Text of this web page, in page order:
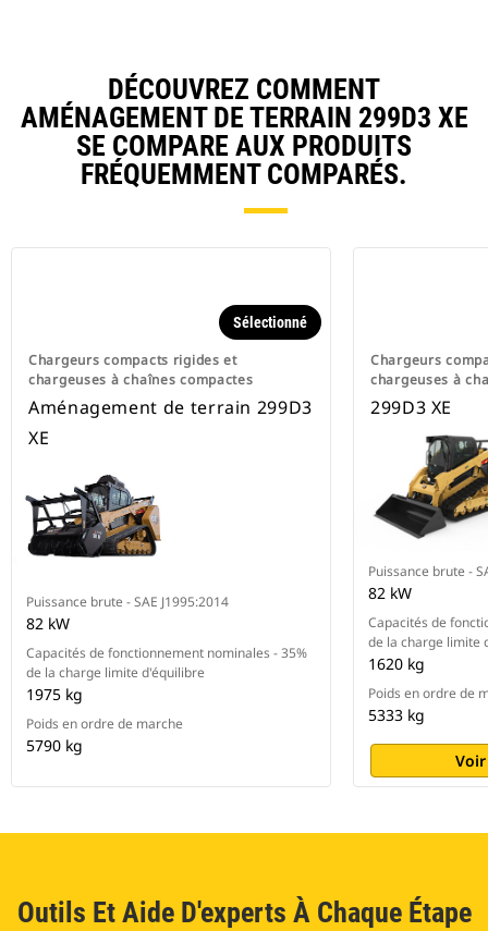
DÉCOUVREZ COMMENT
AMÉNAGEMENT DE TERRAIN 299D3 XE
SE COMPARE AUX PRODUITS
FRÉQUEMMENT COMPARÉS.
Chargeurs compacts rigides et
chargeuses à chaînes compactes
Sélectionné
Aménagement de terrain 299D3
XE
Puissance brute - SAE J1995:2014
82 kW
Capacités de fonctionnement nominales - 35%
de la charge limite d'équilibre
1975 kg
Poids en ordre de marche
5790 kg
Chargeurs
chargeuses à
299D3 XE
Puissance brute -
82 kW
Capacités de
de la charge limite
1620 kg
Poids en ordre de
5333 kg
Outils Et Aide D'experts À Chaque Étape